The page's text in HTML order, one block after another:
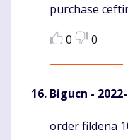
purchase
0
0
Bigucn -
Komentaras
order fildena